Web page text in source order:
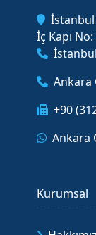
İstanbul
İç Kapı
Ankara
+90
Ankara
Kurumsal